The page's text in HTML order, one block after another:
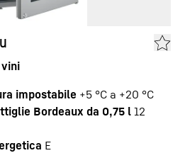
impostabile +5 °C a +20 °C
Bordeaux da 0,75 l 12
E